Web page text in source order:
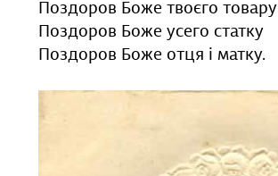
Поздоров Боже твоєго товару
Поздоров Боже усего статку
Поздоров Боже отця і матку.